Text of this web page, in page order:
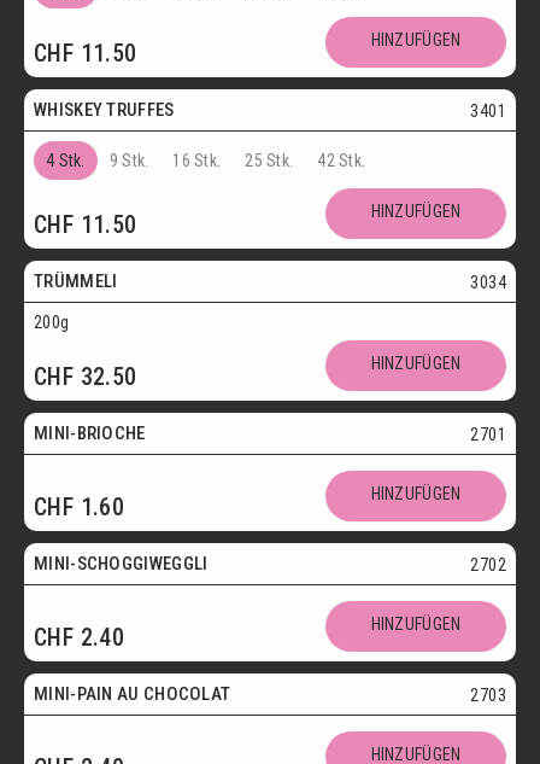
CHF 11.50 HINZUFÜGEN
Vegetarisch
WHISKEY TRUFFES 3401
4 Stk. 9 Stk. 16 Stk. 25 Stk. 42 Stk.
CHF 11.50 HINZUFÜGEN
Vegetarisch
TRÜMMELI 3034
200g
CHF 32.50 HINZUFÜGEN
Vegetarisch
MINI-BRIOCHE 2701
CHF 1.60 HINZUFÜGEN
Vegetarisch
MINI-SCHOGGIWEGGLI 2702
CHF 2.40 HINZUFÜGEN
Vegetarisch
MINI-PAIN AU CHOCOLAT 2703
HINZUFÜGEN